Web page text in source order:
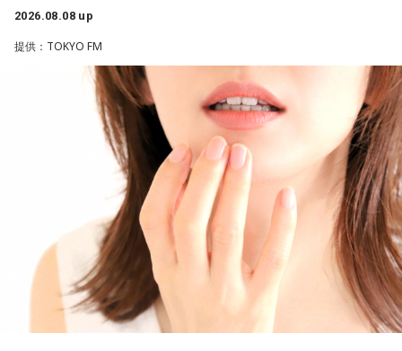
番組名：SPORTS BEAT supported by TOYOTA
放送日時：毎週土曜 10:00～10:50
パーソナリティ：藤木直人、高見侑里
番組Webサイト： https://www.tfm.co.jp/beat/
@SPORTSBEAT_TFM
有吉自身は、今では後輩から挨拶されないことがまったくな
いため分からないと前置きしつつ、「ぐりんぴーすがそう言
っていたから……その辺はどう？ 風紀が乱れているかどうか」
と質問します。
これに対して、カミムラは「ぐりんぴーすさんが言っている
のは、1～2年目の芸人の子たちだと思うんですけど……たぶ
ん、その子たちは本当に挨拶していないと思います」と苦笑
い。有吉が「なんでなの？」と尋ねると、カミムラは「こん
なことを言うのもあれですけど、（ぐりんぴーすさんが）ど
ういう先輩か分かっていないんだと思います」と正直に語り
ます。
それを受け、有吉は「でもさ、この世界に入ったら俺だって
（若手の頃は）誰か分からない人にも一応挨拶するじゃな
い？ 何があるか分からないからさ」と持論を語ります。その
2026.08.08 up
提供：TOKYO FM